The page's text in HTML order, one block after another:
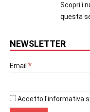
Scopri i
questa
NEWSLETTER
Email *
Accetto l'informativa